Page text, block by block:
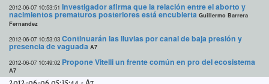
2012-06-07 10:53:51 Investigador afirma que la relación entre el aborto y
nacimientos prematuros posteriores está encubierta Guillermo Barrera
Fernandez
2012-06-07 10:53:03 Continuarán las lluvias por canal de baja presión y
presencia de vaguada A7
2012-06-07 10:49:02 Propone Vitelli un frente común en pro del ecosistema
A7